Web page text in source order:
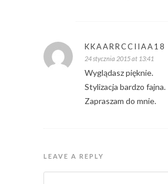
KKAARRCCIIAA18
24 stycznia 2015 at 13:41
Wyglądasz pięknie.
Stylizacja bardzo fajna.
Zapraszam do mnie.
LEAVE A REPLY